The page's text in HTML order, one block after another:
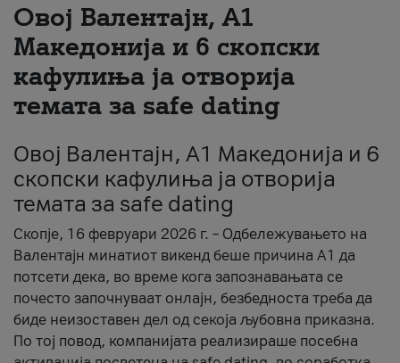
Овој Валентајн, A1
Македонија и 6 скопски
кафулиња ја отворија
темата за safe dating
Овој Валентајн, A1 Македонија и 6
скопски кафулиња ја отворија
темата за safe dating
Скопје, 16 февруари 2026 г. – Одбележувањето на
Валентајн минатиот викенд беше причина А1 да
потсети дека, во време кога запознавањата се
почесто започнуваат онлајн, безбедноста треба да
биде неизоставен дел од секоја љубовна приказна.
По тој повод, компанијата реализираше посебна